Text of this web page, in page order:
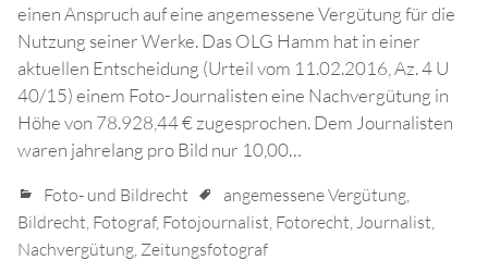
einen Anspruch auf eine angemessene Vergütung für die
Nutzung seiner Werke. Das OLG Hamm hat in einer
aktuellen Entscheidung (Urteil vom 11.02.2016, Az. 4 U
40/15) einem Foto-Journalisten eine Nachvergütung in
Höhe von 78.928,44 € zugesprochen. Dem Journalisten
waren jahrelang pro Bild nur 10,00…
Foto- und Bildrecht angemessene Vergütung,
Bildrecht, Fotograf, Fotojournalist, Fotorecht,Journalist,
Nachvergütung, Zeitungsfotograf